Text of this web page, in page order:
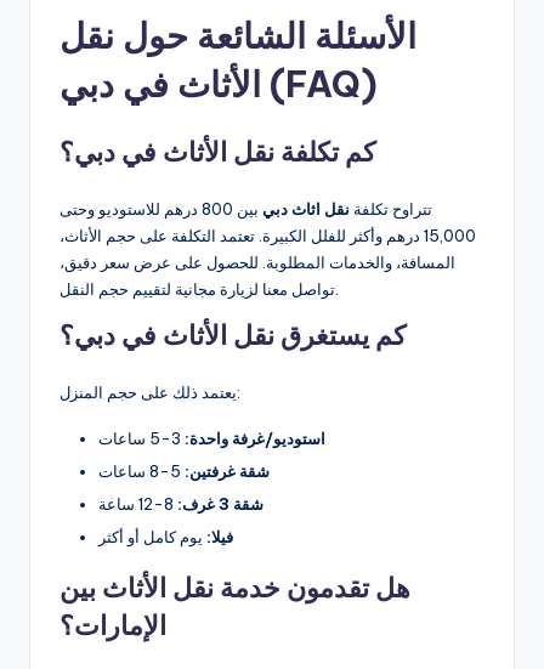
الأسئلة الشائعة حول نقل
الأثاث في دبي (FAQ)
كم تكلفة نقل الأثاث في دبي؟
تتراوح تكلفة نقل اثاث دبي
بين 800 درهم للاستوديو وحتى
15,000 درهم وأكثر للفلل الكبيرة. تعتمد التكلفة على حجم الأثاث،
المسافة، والخدمات المطلوبة. للحصول على عرض سعر دقيق،
كم يستغرق نقل الأثاث في دبي؟
يعتمد ذلك على حجم المنزل:
استوديو/غرفة واحدة:
شقة غرفتين:
شقة 3 غرف:
فيلا: يوم كامل أو أكثر
هل تقدمون خدمة نقل الأثاث بين
الإمارات؟